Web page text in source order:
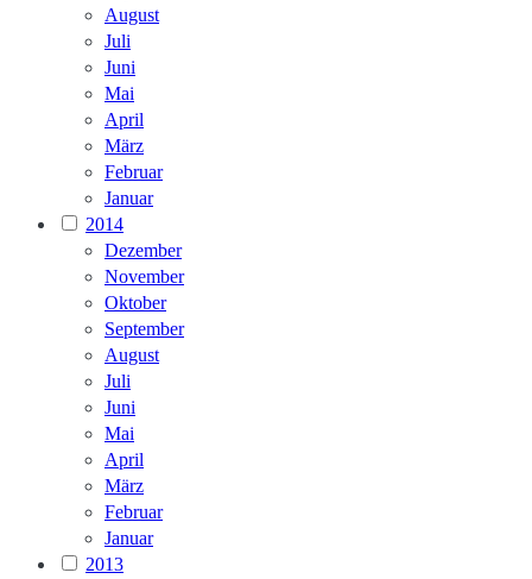
August
Juli
Juni
Mai
April
März
Februar
Januar
2014
Dezember
November
Oktober
September
August
Juli
Juni
Mai
April
März
Februar
Januar
2013